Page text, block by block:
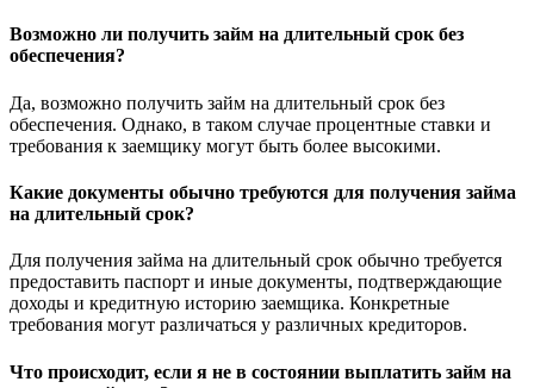
Возможно ли получить займ на длительный срок без
обеспечения?
Да, возможно получить займ на длительный срок без
обеспечения. Однако, в таком случае процентные ставки и
требования к заемщику могут быть более высокими.
Какие документы обычно требуются для получения займа
на длительный срок?
Для получения займа на длительный срок обычно требуется
предоставить паспорт и иные документы, подтверждающие
доходы и кредитную историю заемщика. Конкретные
требования могут различаться у различных кредиторов.
Что происходит, если я не в состоянии выплатить займ на